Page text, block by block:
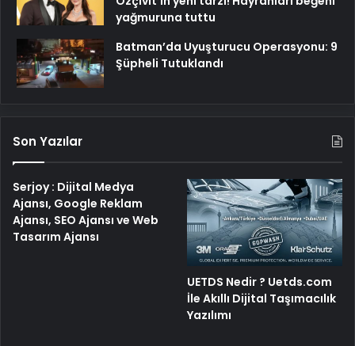
yağmuruna tuttu
Batman’da Uyuşturucu Operasyonu: 9
Şüpheli Tutuklandı
Son Yazılar
Serjoy : Dijital Medya
Ajansı, Google Reklam
Ajansı, SEO Ajansı ve Web
Tasarım Ajansı
UETDS Nedir ? Uetds.com
İle Akıllı Dijital Taşımacılık
Yazılımı